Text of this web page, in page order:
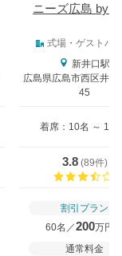
ニーズ広島 by
式場・ゲストハ
新井口駅
広島県広島市西区井口
45
着席：10名 ～ 120
3.8(89件)
割引プラン
60名／200万円
通常料金